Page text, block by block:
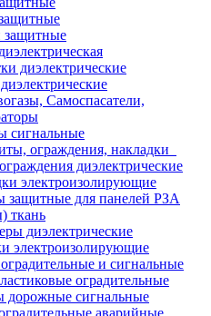
диэлектрические
Самоспасатели,
сигнальные
ограждения, накладки
диэлектрические
электроизолирующие
для панелей РЗА
ткань
диэлектрические
электроизолирующие
и сигнальные
оградительные
дорожные сигнальные
аварийные